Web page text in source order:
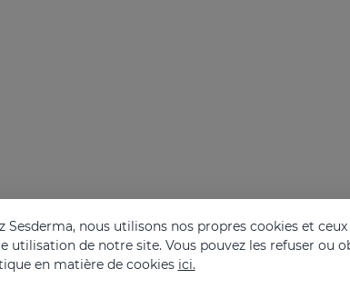
Sesderma, nous utilisons nos propres cookies et
utilisation de notre site. Vous pouvez les refuser ou
en matière de cookies ici.